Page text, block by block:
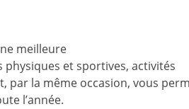
meilleure
physiques et sportives, activités
par la même occasion, vous
l’année.